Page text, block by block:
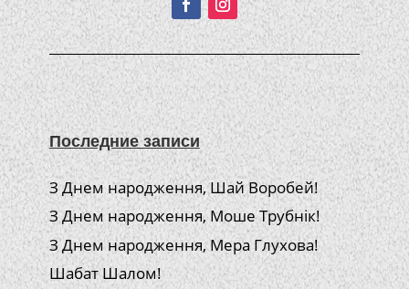
Последние записи
З Днем народження, Шай Воробей!
З Днем народження, Моше Трубнік!
З Днем народження, Мера Глухова!
Шабат Шалом!